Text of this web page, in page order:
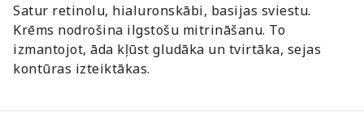
Satur retinolu, hialuronskābi, basijas sviestu.
Krēms nodrošina ilgstošu mitrināšanu. To
izmantojot, āda kļūst gludāka un tvirtāka, sejas
kontūras izteiktākas.